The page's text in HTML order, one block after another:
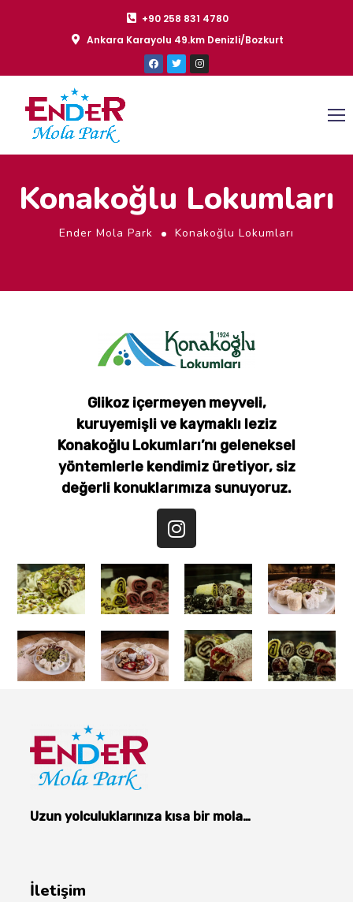
+90 258 831 4780
Ankara Karayolu 49.km Denizli/Bozkurt
Konakoğlu Lokumları
Ender Mola Park Konakoğlu Lokumları
Glikoz içermeyen meyveli,
kuruyemişli ve kaymaklı leziz
Konakoğlu Lokumları’nı geleneksel
yöntemlerle kendimiz üretiyor, siz
değerli konuklarımıza sunuyoruz.
Uzun yolculuklarınıza kısa bir mola…
İletişim